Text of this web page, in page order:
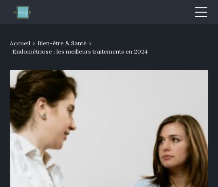
Accueil › Bien-être & Santé ›
Endométriose : les meilleurs traitements en 2024
Bien-être & Santé
Nutrition
Sport
Bio/Naturel
GLOSSAIRE